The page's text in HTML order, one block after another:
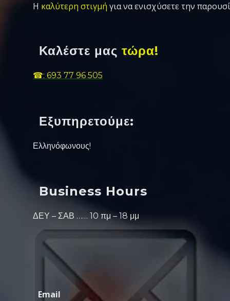
Η καλύτερη στιγμή για να ενισχύσετε την
Καλέστε μας τώρα!
☎: 693 77 96 505
Εξυπηρετούμε:
Ελληνόφωνους!
Business Hours
ΔΕΥ – ΣΑΒ …… 10 πμ – 18 μμ
Email